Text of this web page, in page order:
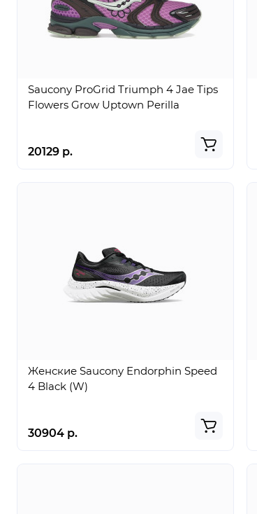
Saucony ProGrid Triumph 4 Jae Tips
Flowers Grow Uptown Perilla
20129 р.
Женские Saucony Endorphin Speed
4 Black (W)
30904 р.